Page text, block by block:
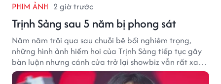
PHIM ẢNH 2 giờ trước
Trịnh Sảng sau 5 năm bị phong sát
Năm năm trôi qua sau chuỗi bê bối nghiêm trọng,
những hình ảnh hiếm hoi của Trịnh Sảng tiếp tục gây
bàn luận nhưng cánh cửa trở lại showbiz vẫn rất xa
vời.